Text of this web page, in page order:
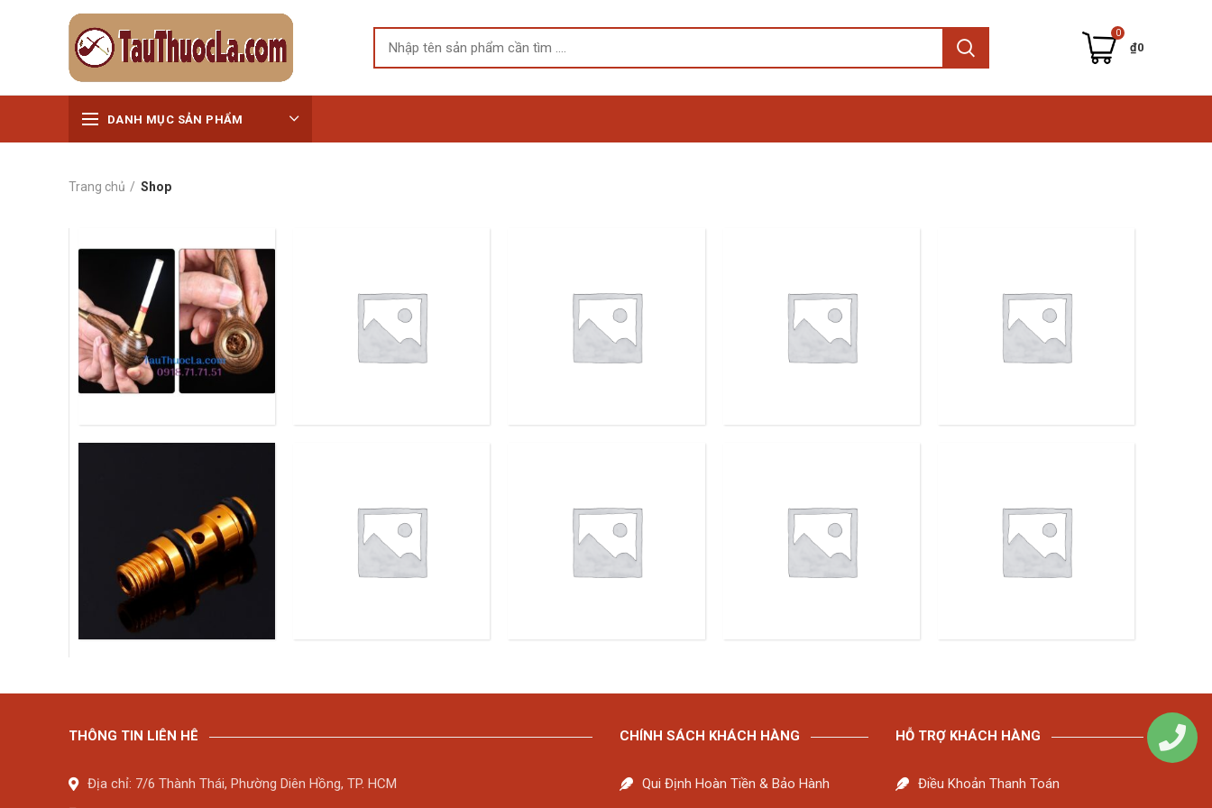
0
₫0
DANH MỤC SẢN PHẨM
Trang chủ Shop
THÔNG TIN LIÊN HÊ
Địa chỉ: 7/6 Thành Thái, Phường Diên Hồng, TP. HCM
CHÍNH SÁCH KHÁCH HÀNG
Qui Định Hoàn Tiền & Bảo Hành
HỖ TRỢ KHÁCH HÀNG
Điều Khoản Thanh Toán